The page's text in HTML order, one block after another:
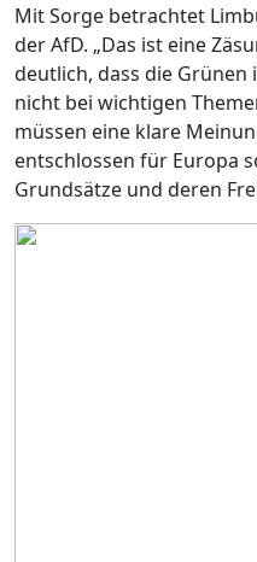
Mit Sorge betrachtet
der AfD. „Das ist eine
deutlich, dass die Grünen
nicht bei wichtigen
müssen eine klare
entschlossen für Europa
Grundsätze und deren